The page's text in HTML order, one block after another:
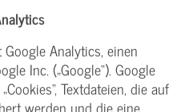
Analytics, einen
Inc. („Google“). Google
Textdateien, die auf